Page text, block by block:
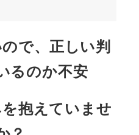
で、正しい判
るのか不安
抱えていませ